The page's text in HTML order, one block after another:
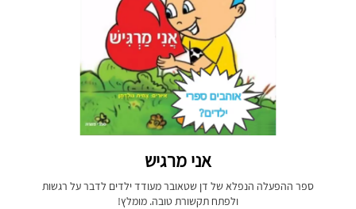
אני מרגיש
ספר ההפעלה הנפלא של דן שטאובר מעודד ילדים לדבר על רגשות
ולפתח תקשורת טובה. מומלץ!